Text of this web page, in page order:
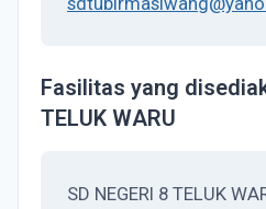
Fasilitas yang
TELUK WARU
SD NEGERI 8 TELUK